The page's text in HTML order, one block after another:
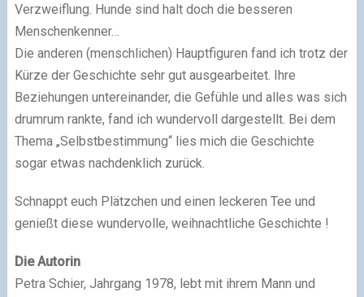
Verzweiflung. Hunde sind halt doch die besseren
Menschenkenner…
Die anderen (menschlichen) Hauptfiguren fand ich trotz der
Kürze der Geschichte sehr gut ausgearbeitet. Ihre
Beziehungen untereinander, die Gefühle und alles was sich
drumrum rankte, fand ich wundervoll dargestellt. Bei dem
Thema „Selbstbestimmung“ lies mich die Geschichte
sogar etwas nachdenklich zurück.
Schnappt euch Plätzchen und einen leckeren Tee und
genießt diese wundervolle, weihnachtliche Geschichte !
Die Autorin
Petra Schier, Jahrgang 1978, lebt mit ihrem Mann und